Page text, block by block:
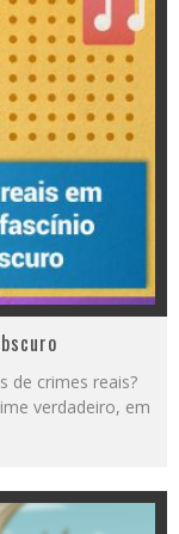
de crimes reais?
verdadeiro, em